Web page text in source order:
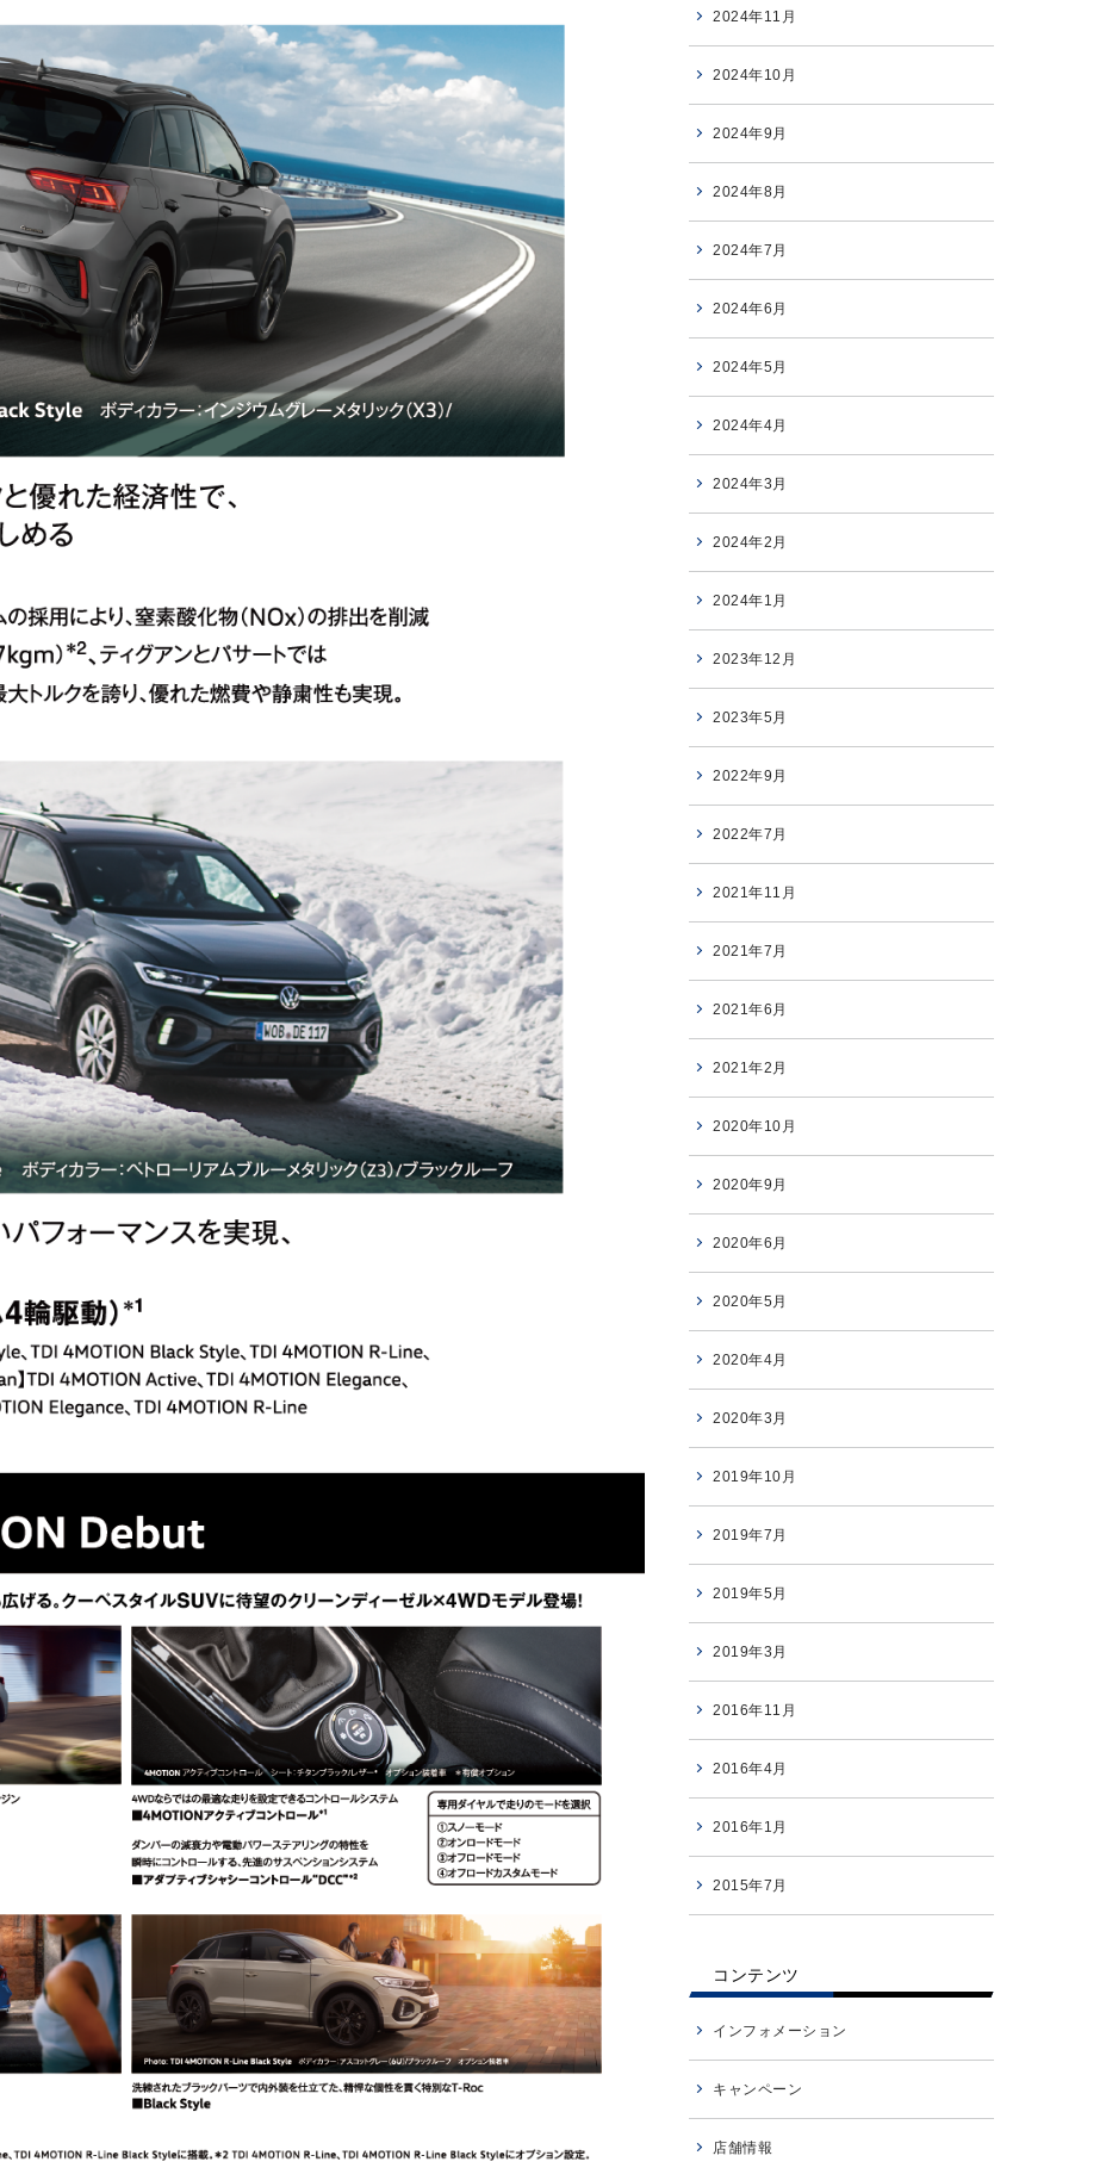
2024年11月
2024年10月
2024年9月
2024年8月
2024年7月
2024年6月
2024年5月
2024年4月
2024年3月
2024年2月
2024年1月
2023年12月
2023年5月
2022年9月
2022年7月
2021年11月
2021年7月
2021年6月
2021年2月
2020年10月
2020年9月
2020年6月
2020年5月
2020年4月
2020年3月
2019年10月
2019年7月
2019年5月
2019年3月
2016年11月
2016年4月
2016年1月
2015年7月
コンテンツ
インフォメーション
キャンペーン
店舗情報